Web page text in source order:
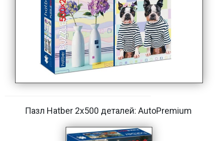
Пазл Hatber 2х500 деталей: AutoPremium